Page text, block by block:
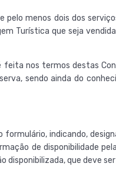
menos dois dos
Turística que seja
nos termos destas
sendo ainda do
indicando,
de disponibilidade
que deve